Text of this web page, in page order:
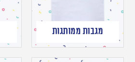
מגבות ממותגות